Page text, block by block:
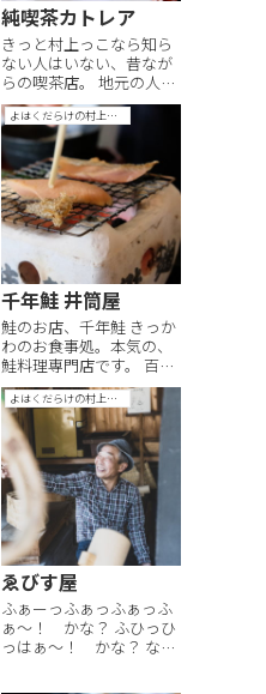
純喫茶カトレア
きっと村上っこなら知ら
ない人はいない、昔なが
らの喫茶店。 地元の人生
の先輩方の憩いの場なの
に、ふらっと入っても居
心地の良い不思議なお店
です。 昔ながらの、ナポ
リタン。 私は友人と、ウ
インナーコーヒーにはま
っていました。 くるくる
させて香りづ...
よはくだらけの村上手帖
千年鮭 井筒屋
鮭のお店、千年鮭 きっか
わのお食事処。本気の、
鮭料理専門店です。 百種
類以上あると言われる村
上の鮭料理。内臓や皮ま
で、珍しく美味しいもの
がずらりと並びます。 手
前の写真は「鮭のほっぺ
た」 鮭のほっぺのところ
の身。食べたことありま
す？貝柱みた...
よはくだらけの村上手帖
ゑびす屋
ふぁーっふぁっふぁっふ
ぁ～！ かな？ ふひっひ
っはぁ～！ かな？ なん